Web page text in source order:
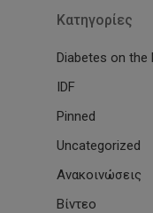
Kατηγορίες
Diabetes on the
IDF
Pinned
Uncategorized
Ανακοινώσεις
Βίντεο